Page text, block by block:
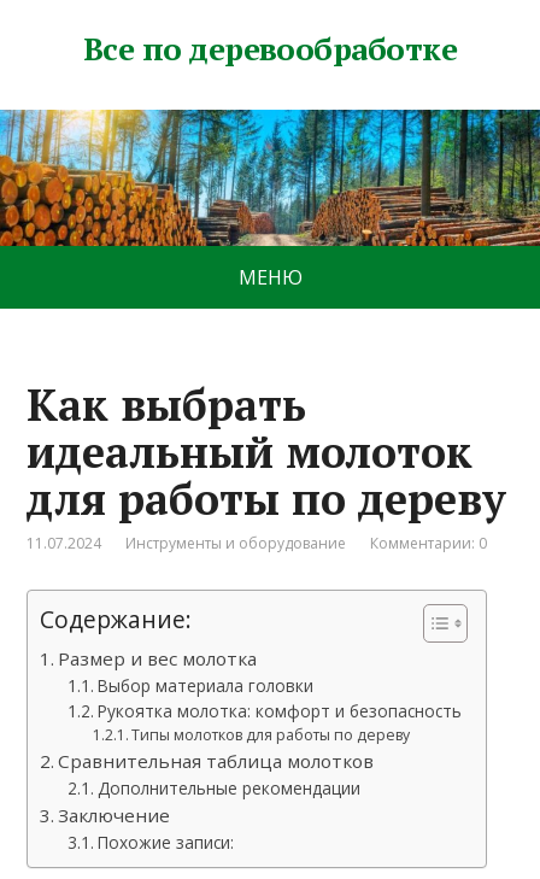
Все по деревообработке
МЕНЮ
Как выбрать
идеальный молоток
для работы по дереву
11.07.2024 Инструменты и оборудование Комментарии: 0
Содержание:
Размер и вес молотка
Выбор материала головки
Рукоятка молотка: комфорт и безопасность
Типы молотков для работы по дереву
Сравнительная таблица молотков
Дополнительные рекомендации
Заключение
Похожие записи: